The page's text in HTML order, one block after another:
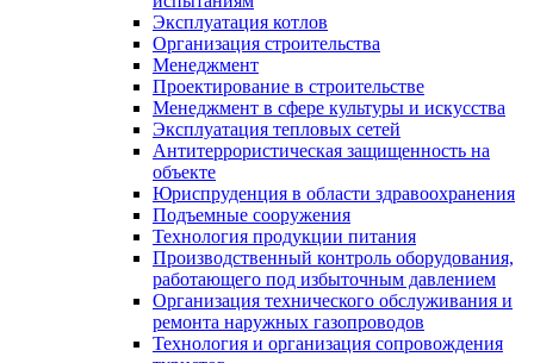
Эксплуатация котлов
Организация строительства
Менеджмент
Проектирование в строительстве
Менеджмент в сфере культуры и искусства
Эксплуатация тепловых сетей
Антитеррористическая защищенность на
объекте
Юриспруденция в области здравоохранения
Подъемные сооружения
Технология продукции питания
Производственный контроль оборудования,
работающего под избыточным давлением
Организация технического обслуживания и
ремонта наружных газопроводов
Технология и организация сопровождения